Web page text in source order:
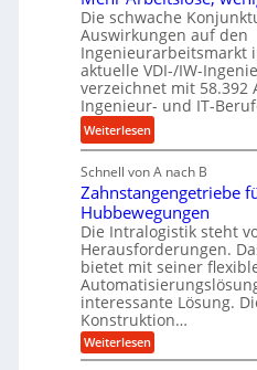
H
y
d
r
a
u
l
i
m
V
e
r
g
l
e
l
a
n
g
l
e
b
i
g
e
K
u
g
e
l
g
e
w
n
e
s
s
t
e
i
g
r
t
U
m
s
a
t
z
Die schwache
Auswirkungen auf den
Ingenieurarbeitsmarkt
aktuelle VDI-/IW-
verzeichnet mit 58.392
Ingenieur- und IT-
Weiterlesen:
M
e
h
r
A
r
b
e
i
t
s
Schnell von A nach B
Zahnstangengetriebe
Hubbewegungen
Die Intralogistik steht
Herausforderungen.
bietet mit seiner
interessante Lösung.
Konstruktion…
Weiterlesen:
Z